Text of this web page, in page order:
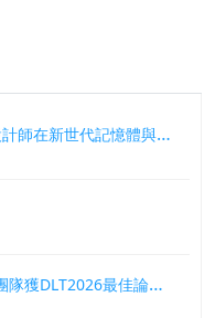
【專題演講】 梁郁珮教授 程式設計師在新世代記憶體與儲存系統中的角色與挑戰
周兆龍及郭崇韋老師指導的研究團隊獲DLT2026最佳論文獎